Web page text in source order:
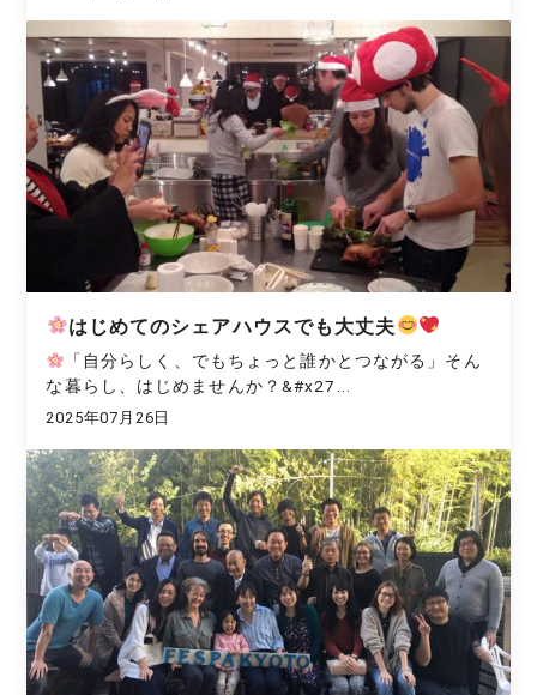
はじめてのシェアハウスでも大丈夫
「自分らしく、でもちょっと誰かとつながる」そん
な暮らし、はじめませんか？&#x27...
2025年07月26日